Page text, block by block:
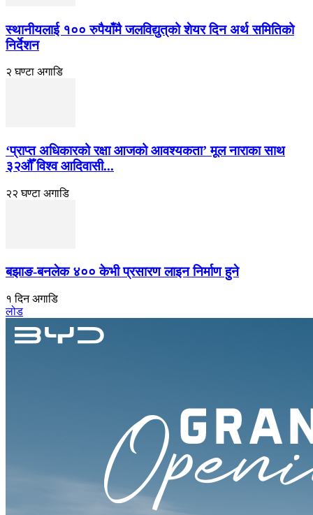
स्थानीयलाई १०० रुपैयाँमै जलविद्युत्‌को शेयर दिन अर्थ समितिको
निर्देशन
२ घण्टा अगाडि
‘प्राप्त अधिकारको रक्षा आजको आवश्यकता’ मूल नाराका साथ
३२औँ विश्व आदिवासी...
२२ घण्टा अगाडि
बझाङ-बनलेक ४०० केभी प्रसारण लाइन निर्माण हुने
१ दिन अगाडि
लोड